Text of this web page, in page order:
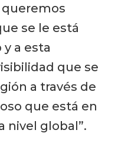
queremos
se le está
a esta
que se
a través de
que está en
nivel global”.